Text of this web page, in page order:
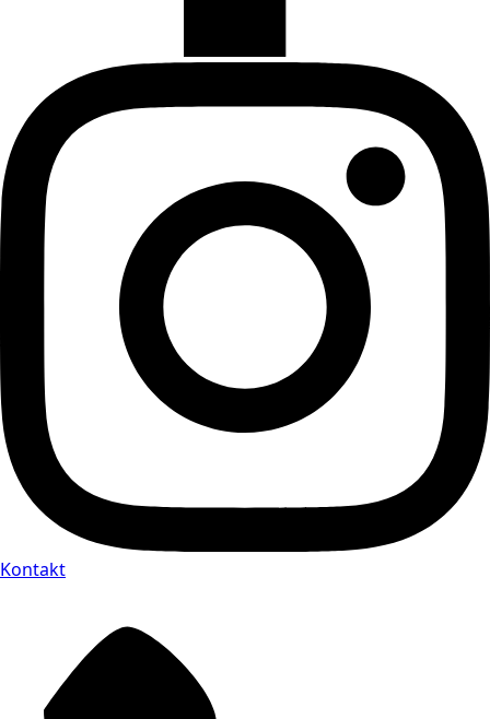
Kontakt